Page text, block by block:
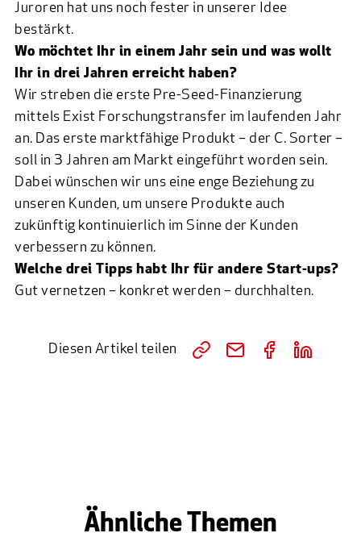
Juroren hat uns noch fester in unserer Idee
bestärkt.
Wo möchtet Ihr in einem Jahr sein und was wollt
Ihr in drei Jahren erreicht haben?
Wir streben die erste Pre-Seed-Finanzierung
mittels Exist Forschungstransfer im laufenden Jahr
an. Das erste marktfähige Produkt – der C. Sorter –
soll in 3 Jahren am Markt eingeführt worden sein.
Dabei wünschen wir uns eine enge Beziehung zu
unseren Kunden, um unsere Produkte auch
zukünftig kontinuierlich im Sinne der Kunden
verbessern zu können.
Welche drei Tipps habt Ihr für andere Start-ups?
Gut vernetzen – konkret werden – durchhalten.
Diesen Artikel teilen
Ähnliche Themen